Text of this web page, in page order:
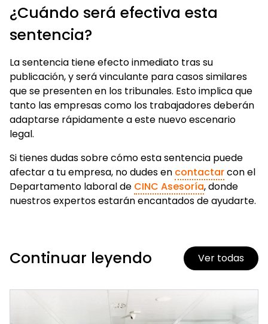
¿Cuándo será efectiva esta
sentencia?
La sentencia tiene efecto inmediato tras su
publicación, y será vinculante para casos similares
que se presenten en los tribunales. Esto implica que
tanto las empresas como los trabajadores deberán
adaptarse rápidamente a este nuevo escenario
legal.
Si tienes dudas sobre cómo esta sentencia puede
afectar a tu empresa, no dudes en contactarcon el
Departamento laboral de CINC Asesoría, donde
nuestros expertos estarán encantados de ayudarte.
Continuar leyendo Ver todas